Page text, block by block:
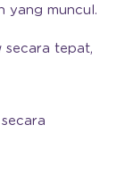
yang muncul.
secara tepat,